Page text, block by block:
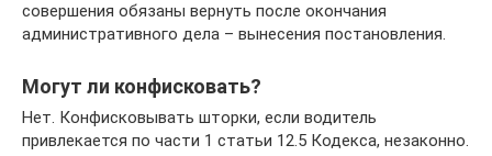
совершения обязаны вернуть после окончания
административного дела – вынесения постановления.
Могут ли конфисковать?
Нет. Конфисковывать шторки, если водитель
привлекается по части 1 статьи 12.5 Кодекса, незаконно.